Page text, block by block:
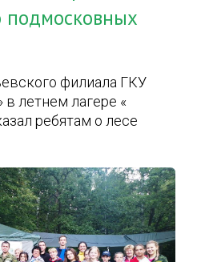
подмосковных
филиала ГКУ
летнем лагере «
ребятам о лесе